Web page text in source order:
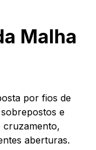
Malha
por fios de
e
cruzamento,
aberturas.